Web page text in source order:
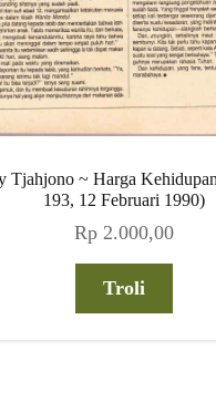
Tjahjono ~ Harga
193, 12 Februari 1990)
Rp 2.000,00
Troli